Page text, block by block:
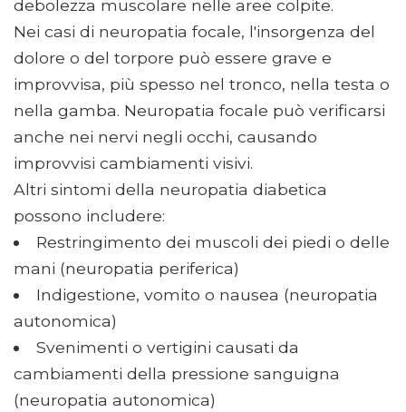
debolezza muscolare nelle aree colpite.
Nei casi di neuropatia focale, l'insorgenza del
dolore o del torpore può essere grave e
improvvisa, più spesso nel tronco, nella testa o
nella gamba. Neuropatia focale può verificarsi
anche nei nervi negli occhi, causando
improvvisi cambiamenti visivi.
Altri sintomi della neuropatia diabetica
possono includere:
Restringimento dei muscoli dei piedi o delle
mani (neuropatia periferica)
Indigestione, vomito o nausea (neuropatia
autonomica)
Svenimenti o vertigini causati da
cambiamenti della pressione sanguigna
(neuropatia autonomica)